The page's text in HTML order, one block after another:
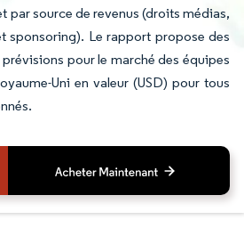
par source de revenus (droits médias,
sponsoring). Le rapport propose des
pour le marché des équipes
Uni en valeur (USD) pour tous